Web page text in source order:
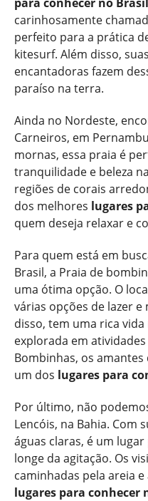
carinhosamente
perfeito para a prática
kitesurf. Além disso,
encantadoras fazem
paraíso na terra.
Ainda no Nordeste,
Carneiros, em
mornas, essa praia é
tranquilidade e beleza
regiões de corais
dos melhores lugares
quem deseja relaxar e
Para quem está em
Brasil, a Praia de
uma ótima opção. O
várias opções de lazer
disso, tem uma rica
explorada em
Bombinhas, os
um dos lugares para
Por último, não
Lencóis, na Bahia. Com
águas claras, é um
longe da agitação. Os
caminhadas pela areia
lugares para conhecer